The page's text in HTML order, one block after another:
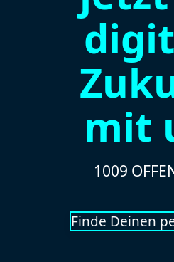
mit
1009
Finde Deinen